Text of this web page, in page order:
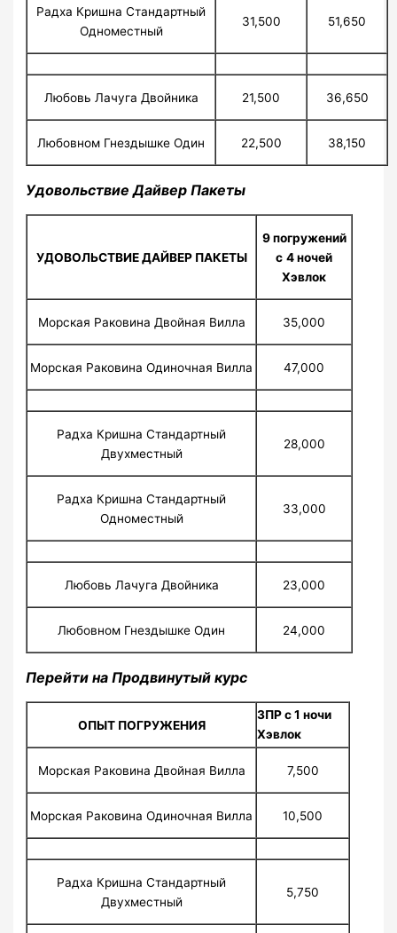
Радха Кришна Стандартный
Одноместный
31,500 51,650
Любовь Лачуга Двойника 21,500 36,650
Любовном Гнездышке Один 22,500 38,150
Удовольствие Дайвер Пакеты
УДОВОЛЬСТВИЕ ДАЙВЕР ПАКЕТЫ
9 погружений
с 4 ночей
Хэвлок
Морская Раковина Двойная Вилла 35,000
Морская Раковина Одиночная Вилла 47,000
Радха Кришна Стандартный
Двухместный
28,000
Радха Кришна Стандартный
Одноместный
33,000
Любовь Лачуга Двойника 23,000
Любовном Гнездышке Один 24,000
Перейти на Продвинутый курс
ОПЫТ ПОГРУЖЕНИЯ
ЗПР с 1 ночи
Хэвлок
Морская Раковина Двойная Вилла 7,500
Морская Раковина Одиночная Вилла 10,500
Радха Кришна Стандартный
Двухместный
5,750